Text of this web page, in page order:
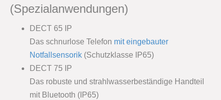
(Spezialanwendungen)
DECT 65 IP
Das schnurlose Telefon mit eingebauter
Notfallsensorik (Schutzklasse IP65)
DECT 75 IP
Das robuste und strahlwasserbeständige Handteil
mit Bluetooth (IP65)